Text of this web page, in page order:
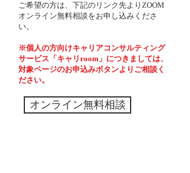
ご希望の方は、下記のリンク先よりZOOM
オンライン無料相談をお申し込みくださ
い。
※個人の方向けキャリアコンサルティング
サービス「キャリroom」につきましては、
対象ページのお申込みボタンよりご相談く
ださい。
オンライン無料相談